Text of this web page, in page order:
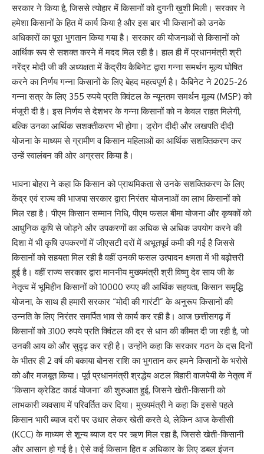
सरकार ने किया है, जिससे त्योहार में किसानों को दुगनी ख़ुशी मिली। सरकार ने
हमेशा किसानों के हित में कार्य किया है और इस बार भी किसानों को उनके
अधिकारों का पूरा भुगतान किया गया है। सरकार की योजनाओं से किसानों को
आर्थिक रूप से सशक्त करने में मदद मिल रही है। हाल ही में प्रधानमंत्री श्री
नरेंद्र मोदी जी की अध्यक्षता में केंद्रीय कैबिनेट द्वारा गन्ना समर्थन मूल्य घोषित
करने का निर्णय गन्ना किसानों के लिए बेहद महत्वपूर्ण है। कैबिनेट ने 2025-26
गन्ना सत्र के लिए 355 रुपये प्रति क्विंटल के न्यूनतम समर्थन मूल्य (MSP) को
मंजूरी दी है। इस निर्णय से देशभर के गन्ना किसानों को न केवल राहत मिलेगी,
बल्कि उनका आर्थिक सशक्तीकरण भी होगा। ड्रोन दीदी और लखपति दीदी
योजना के माध्यम से ग्रामीण व किसान महिलाओं का आर्थिक सशक्तिकरण कर
उन्हें स्वालंबन की ओर अग्रसर किया है।
भावना बोहरा ने कहा कि किसान को प्राथमिकता से उनके सशक्तिकरण के लिए
केंद्र एवं राज्य की भाजपा सरकार द्वारा निरंतर योजनाओं का लाभ किसानों को
मिल रहा है। पीएम किसान सम्मान निधि, पीएम फसल बीमा योजना और कृषकों को
आधुनिक कृषि से जोड़ने और उपकरणों का अधिक से अधिक उपयोग करने की
दिशा में भी कृषि उपकरणों में जीएसटी दरों में अभूतपूर्व कमी की गई है जिससे
किसानों को सहयता मिल रही है वहीं उनकी फसल उत्पादन क्षमता में भी बढ़ोत्तरी
हुई है। वहीं राज्य सरकार द्वारा माननीय मुख्यमंत्री श्री विष्णु देव साय जी के
नेतृत्व में भूमिहीन किसानों को 10000 रुपए की आर्थिक सहयता, किसान समृद्धि
योजना, के साथ ही हमारी सरकार “मोदी की गारंटी” के अनुरूप किसानों की
उन्नति के लिए निरंतर समर्पित भाव से कार्य कर रही है। आज छत्तीसगढ़ में
किसानों को 3100 रुपये प्रति क्विंटल की दर से धान की कीमत दी जा रही है, जो
उनकी आय को और सुदृढ़ कर रही है। उन्होंने कहा कि सरकार गठन के दस दिनों
के भीतर ही 2 वर्ष की बकाया बोनस राशि का भुगतान कर हमने किसानों के भरोसे
को और मजबूत किया। पूर्व प्रधानमंत्री श्रद्धेय अटल बिहारी वाजपेयी के नेतृत्व में
‘किसान क्रेडिट कार्ड योजना’ की शुरुआत हुई, जिसने खेती-किसानी को
लाभकारी व्यवसाय में परिवर्तित कर दिया। मुख्यमंत्री ने कहा कि इससे पहले
किसान भारी ब्याज दरों पर उधार लेकर खेती करते थे, लेकिन आज केसीसी
(KCC) के माध्यम से शून्य ब्याज दर पर ऋण मिल रहा है, जिससे खेती-किसानी
और आसान हो गई है। ऐसे कई किसान हित व अधिकार के लिए डबल इंजन